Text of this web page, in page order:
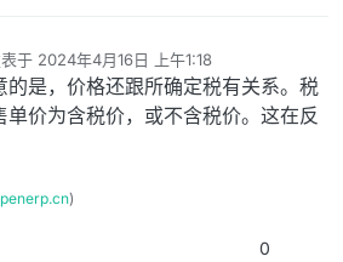
于 2024年4月16日 上午1:18
由 编辑
的是，价格还跟所确定税有关系。税
价为含税价，或不含税价。这在反
)
0